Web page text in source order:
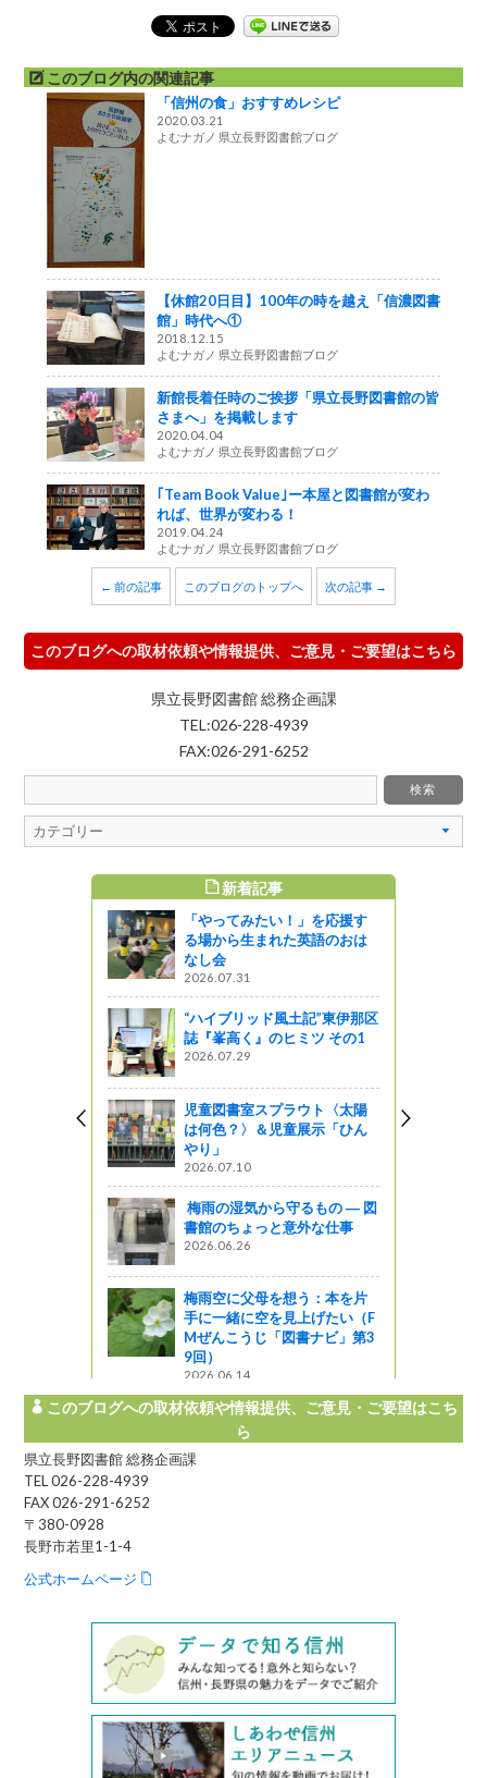
このブログ内の関連記事
「信州の食」おすすめレシピ
2020.03.21
よむナガノ 県立長野図書館ブログ
【休館20日目】100年の時を越え「信濃図書
館」時代へ①
2018.12.15
よむナガノ 県立長野図書館ブログ
新館長着任時のご挨拶「県立長野図書館の皆
さまへ」を掲載します
2020.04.04
よむナガノ 県立長野図書館ブログ
｢Team Book Value｣ー本屋と図書館が変わ
れば、世界が変わる！
2019.04.24
よむナガノ 県立長野図書館ブログ
← 前の記事 このブログのトップへ 次の記事 →
このブログへの取材依頼や情報提供、ご意見・ご要望はこちら
県立長野図書館 総務企画課
TEL:026-228-4939
FAX:026-291-6252
新着記事
「やってみたい！」を応援す
る場から生まれた英語のおは
なし会
2026.07.31
“ハイブリッド風土記”東伊那区
誌『峯高く』のヒミツ その1
2026.07.29
児童図書室スプラウト〈太陽
は何色？〉＆児童展示「ひん
やり」
2026.07.10
梅雨の湿気から守るもの ― 図
書館のちょっと意外な仕事
2026.06.26
梅雨空に父母を想う：本を片
手に一緒に空を見上げたい（F
Mぜんこうじ「図書ナビ」第3
9回）
2026.06.14
このブログへの取材依頼や情報提供、ご意見・ご要望はこち
ら
県立長野図書館 総務企画課
TEL 026-228-4939
FAX 026-291-6252
〒380-0928
長野市若里1-1-4
公式ホームページ